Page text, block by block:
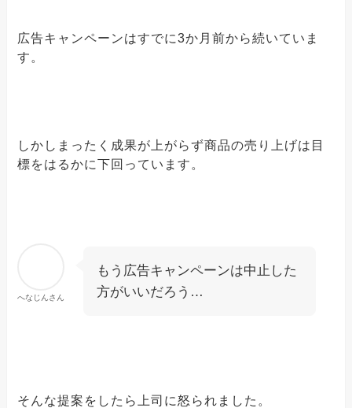
広告キャンペーンはすでに3か月前から続いていま
す。
しかしまったく成果が上がらず商品の売り上げは目
標をはるかに下回っています。
へなじんさん
もう広告キャンペーンは中止した
方がいいだろう…
そんな提案をしたら上司に怒られました。